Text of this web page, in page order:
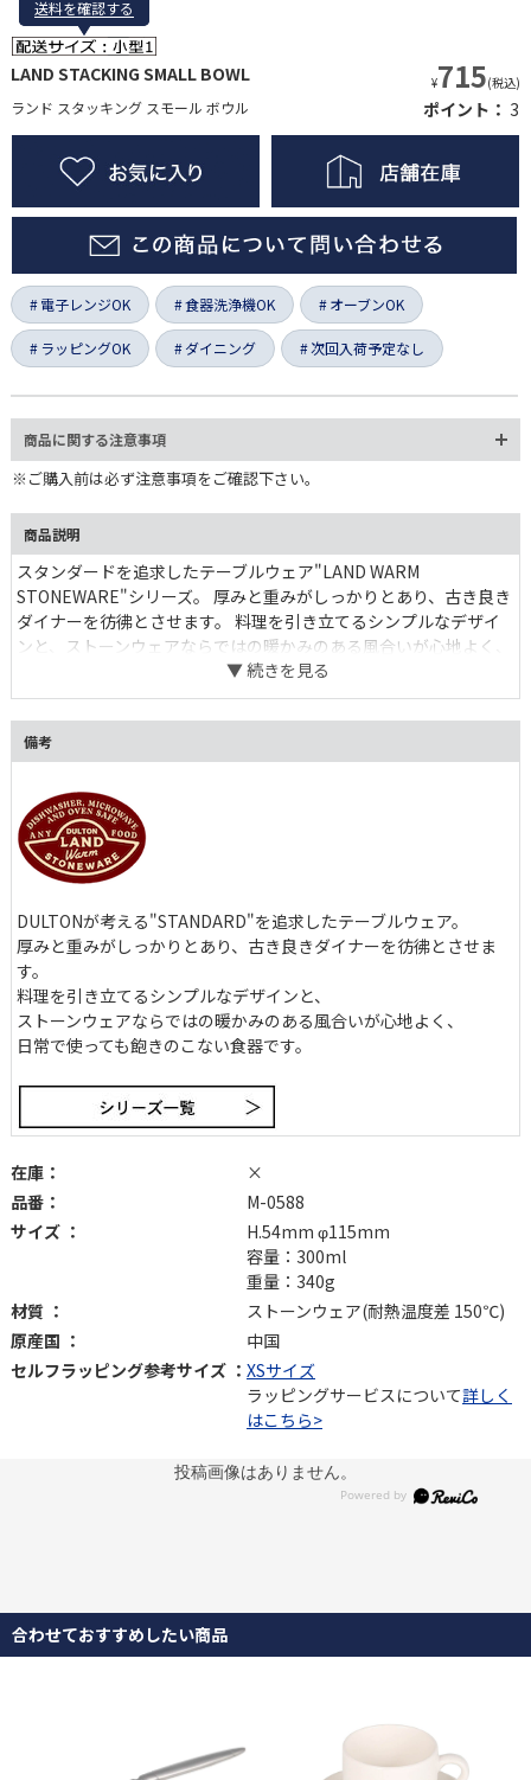
送料を確認する
送料を確認する
LAND STACKING SMALL BOWL
ランド スタッキング スモール ボウル
¥715(税込)
ポイント： 3
電子レンジOK 食器洗浄機OK オーブンOK
ラッピングOK ダイニング 次回入荷予定なし
商品に関する注意事項
※ご購入前は必ず注意事項をご確認下さい。
商品説明
スタンダードを追求したテーブルウェア"LAND WARM
STONEWARE"シリーズ。 厚みと重みがしっかりとあり、古き良き
ダイナーを彷彿とさせます。 料理を引き立てるシンプルなデザイ
ンと、ストーンウェアならではの暖かみのある風合いが心地よく、
日常的に愛用できる食器です。 取り分けに使える小さいサイズか
ら食卓の中央を彩る大皿まで、用途を網羅した全14種類をご用
意。 飲食店の食器としても利用できるほどの充実のラインナップ
で、テーブルコーディネートも楽しみたい。
備考
DULTONが考える"STANDARD"を追求したテーブルウェア。
厚みと重みがしっかりとあり、古き良きダイナーを彷彿とさせま
す。
料理を引き立てるシンプルなデザインと、
ストーンウェアならではの暖かみのある風合いが心地よく、
日常で使っても飽きのこない食器です。
在庫：
×
品番：
M-0588
サイズ ：
H.54mm φ115mm
容量：300ml
重量：340g
材質 ：
ストーンウェア(耐熱温度差 150℃)
原産国 ：
中国
セルフラッピング参考サイズ ： XSサイズ
ラッピングサービスについて詳しく
はこちら>
投稿画像はありません。
合わせておすすめしたい商品